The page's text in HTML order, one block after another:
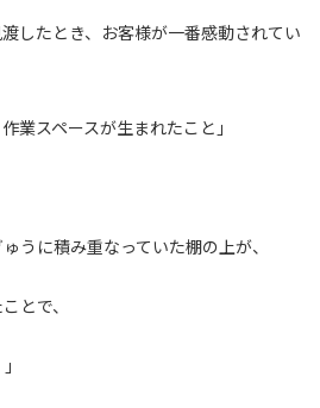
したとき、お客様が一番感動されてい
業スペースが生まれたこと」
うに積み重なっていた棚の上が、
とで、